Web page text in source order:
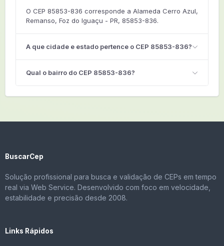
O CEP 85853-836 corresponde a Alameda Cerro Azul,
Remanso, Foz do Iguaçu - PR, 85853-836.
A que cidade e estado pertence o CEP 85853-836?
Qual o bairro do CEP 85853-836?
BuscarCep
Solução profissional para busca e validação de CEPs em tempo
real via Web Service. Desenvolvido com foco em velocidade,
estabilidade e precisão desde 2008.
Links Rápidos